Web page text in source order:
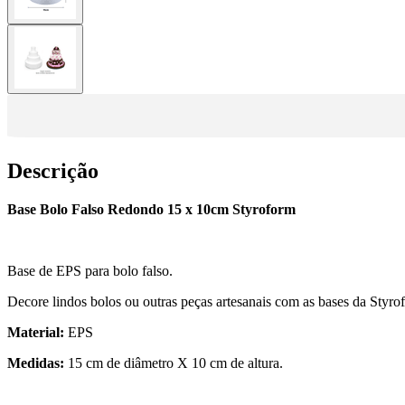
Descrição
Base Bolo Falso Redondo 15 x 10cm Styroform
Base de EPS para bolo falso.
Decore lindos bolos ou outras peças artesanais com as bases da
Material: EPS
Medidas: 15 cm de diâmetro X 10 cm de altura.